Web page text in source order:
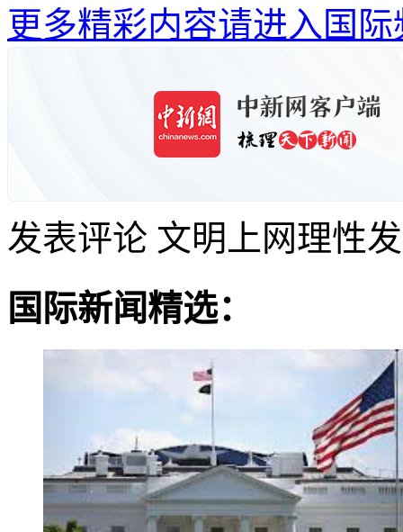
更多精彩内容请进入国际
发表评论 文明上网理性
国际新闻精选：